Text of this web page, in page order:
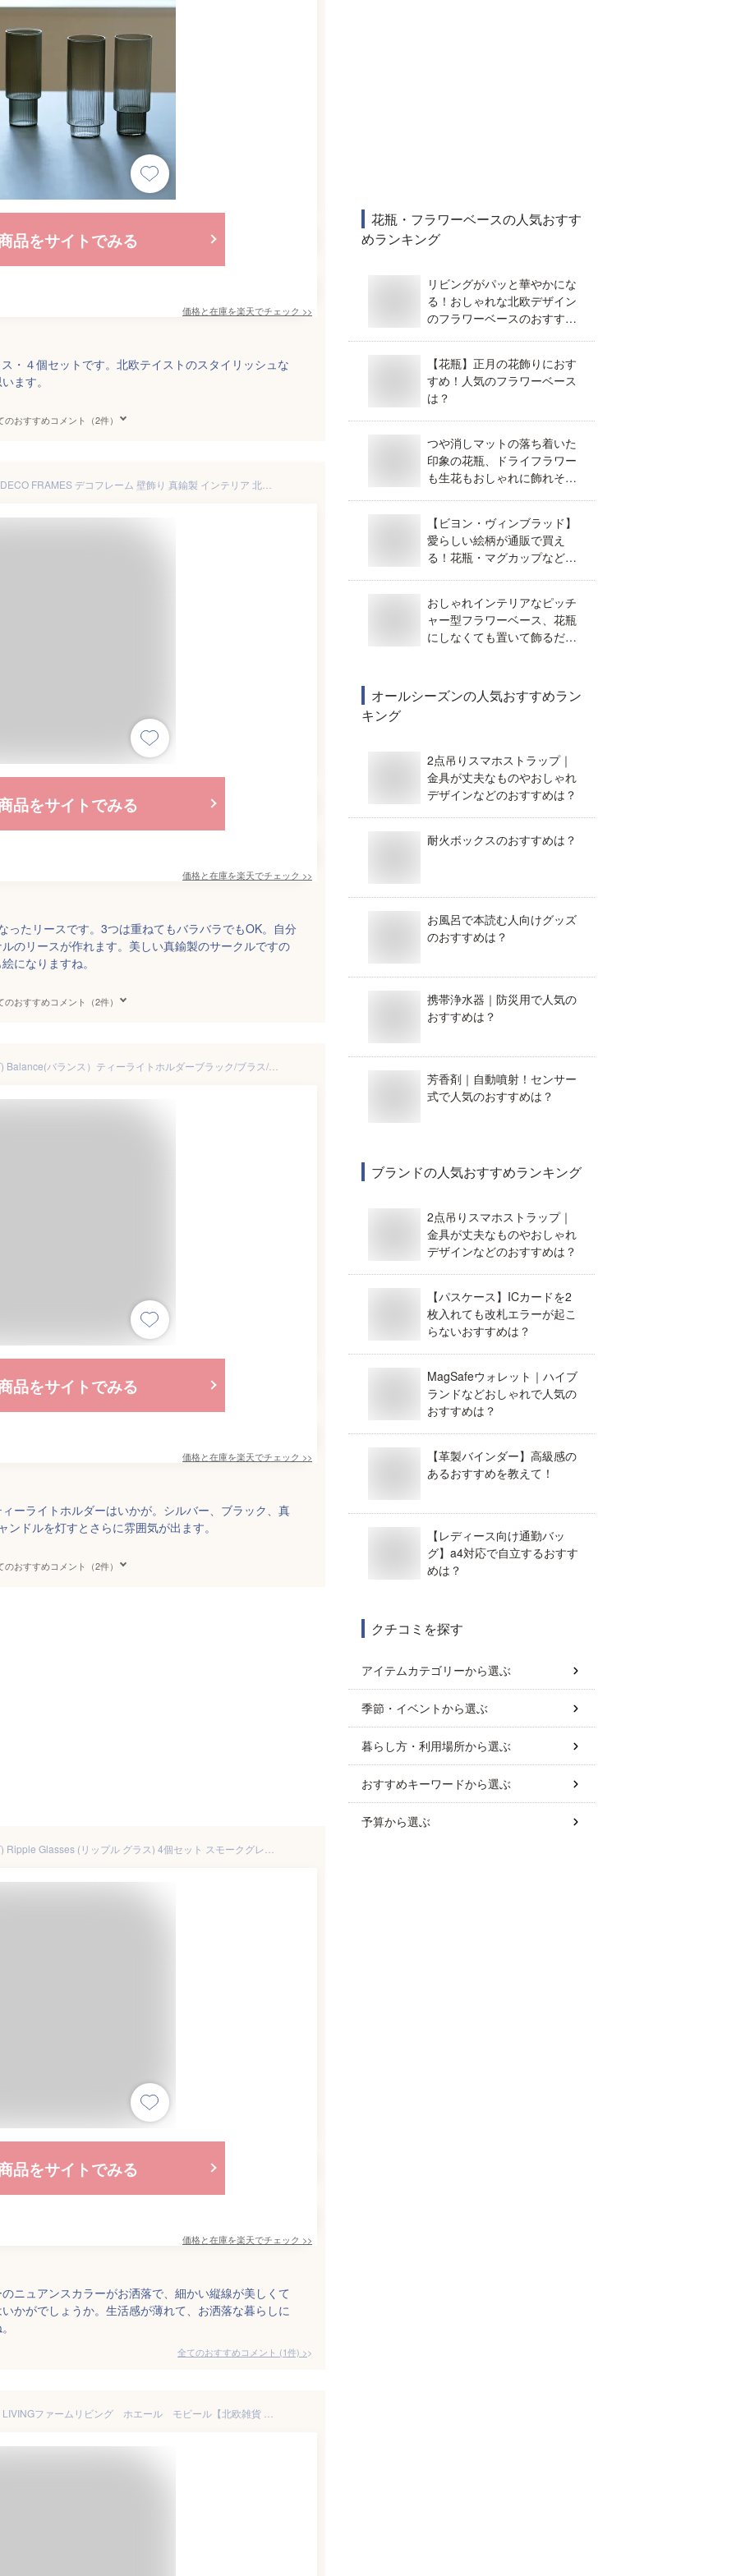
品をサイトでみる
価格と在庫を楽天でチェック >>
・４個セットです。北欧テイストのスタイリッシュな
ます。
のおすすめコメント（2件）
品をサイトでみる
価格と在庫を楽天でチェック >>
ったリースです。3つは重ねてもバラバラでもOK。自分
のリースが作れます。美しい真鍮製のサークルですの
になりますね。
のおすすめコメント（2件）
品をサイトでみる
価格と在庫を楽天でチェック >>
ーライトホルダーはいかが。シルバー、ブラック、真
ドルを灯すとさらに雰囲気が出ます。
のおすすめコメント（2件）
品をサイトでみる
価格と在庫を楽天でチェック >>
ニュアンスカラーがお洒落で、細かい縦線が美しくて
かがでしょうか。生活感が薄れて、お洒落な暮らしに
全てのおすすめコメント (1件) >
花瓶・フラワーベースの人気おすす
めランキング
リビングがパッと華やかにな
る！おしゃれな北欧デザイン
のフラワーベースのおすすめ
【花瓶】正月の花飾りにおす
すめ！人気のフラワーベース
は？
つや消しマットの落ち着いた
印象の花瓶、ドライフラワー
も生花もおしゃれに飾れそう
【ビヨン・ヴィンブラッド】
愛らしい絵柄が通販で買え
る！花瓶・マグカップなどイ
おしゃれインテリアなピッチ
ャー型フラワーベース、花瓶
にしなくても置いて飾るだけ
オールシーズンの人気おすすめラン
キング
2点吊りスマホストラップ｜
金具が丈夫なものやおしゃれ
デザインなどのおすすめは？
耐火ボックスのおすすめは？
お風呂で本読む人向けグッズ
のおすすめは？
携帯浄水器｜防災用で人気の
おすすめは？
芳香剤｜自動噴射！センサー
式で人気のおすすめは？
ブランドの人気おすすめランキング
2点吊りスマホストラップ｜
金具が丈夫なものやおしゃれ
デザインなどのおすすめは？
【パスケース】ICカードを2
枚入れても改札エラーが起こ
らないおすすめは？
MagSafeウォレット｜ハイブ
ランドなどおしゃれで人気の
おすすめは？
【革製バインダー】高級感の
あるおすすめを教えて！
【レディース向け通勤バッ
グ】a4対応で自立するおすす
めは？
クチコミを探す
アイテムカテゴリーから選ぶ
季節・イベントから選ぶ
暮らし方・利用場所から選ぶ
おすすめキーワードから選ぶ
予算から選ぶ